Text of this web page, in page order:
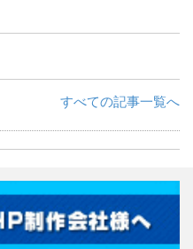
すべての記事一覧へ